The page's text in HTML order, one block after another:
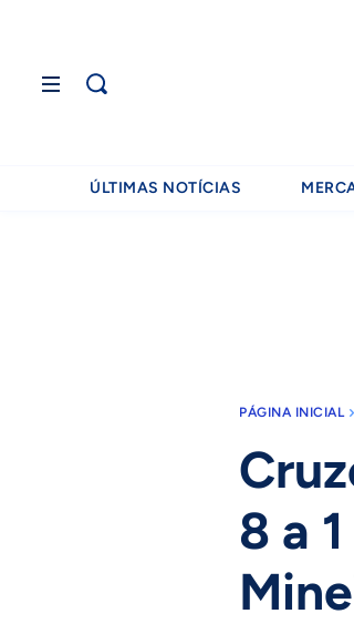
ÚLTIMAS NOTÍCIAS
PÁGINA INICIAL
8 a